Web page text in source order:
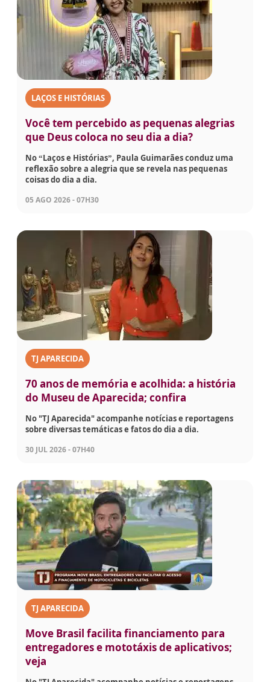
LAÇOS E HISTÓRIAS
Você tem percebido as pequenas alegrias
que Deus coloca no seu dia a dia?
No “Laços e Histórias”, Paula Guimarães conduz uma
reflexão sobre a alegria que se revela nas pequenas
coisas do dia a dia.
05 AGO 2026 - 07H30
TJ APARECIDA
70 anos de memória e acolhida: a história
do Museu de Aparecida; confira
No "TJ Aparecida" acompanhe notícias e reportagens
sobre diversas temáticas e fatos do dia a dia.
30 JUL 2026 - 07H40
TJ APARECIDA
Move Brasil facilita financiamento para
entregadores e mototáxis de aplicativos;
veja